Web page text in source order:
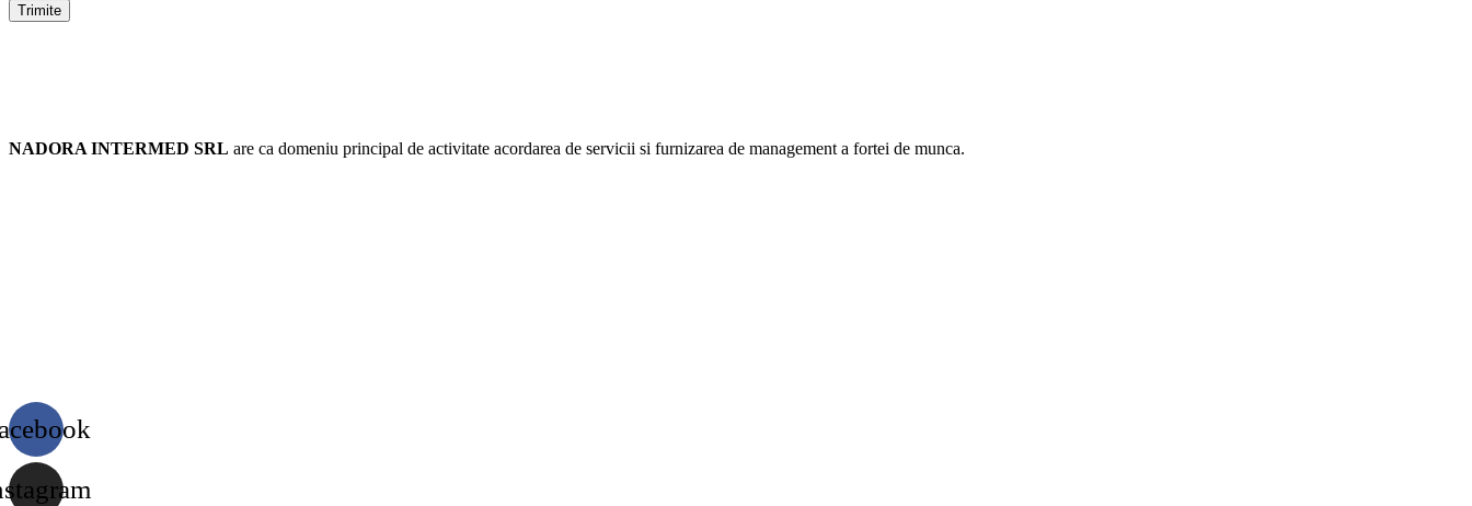
Trimite
NADORA INTERMED SRL are ca domeniu principal de activitate acordarea de servicii si furnizarea de management a fortei de munca.